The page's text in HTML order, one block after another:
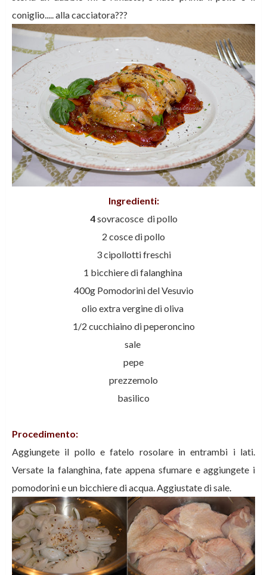
coniglio..... alla cacciatora???
Ingredienti:
4sovracosce di pollo
2 cosce di pollo
3 cipollotti freschi
1 bicchiere di falanghina
400g Pomodorini del Vesuvio
olio extra vergine di oliva
1/2 cucchiaino di peperoncino
sale
pepe
prezzemolo
basilico
Procedimento:
Aggiungete il pollo e fatelo rosolare in entrambi i lati.
Versate la falanghina, fate appena sfumare e aggiungete i
pomodorini e un bicchiere di acqua. Aggiustate di sale.